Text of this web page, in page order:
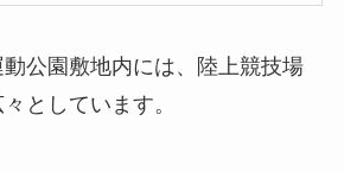
公園敷地内には、陸上競技場
としています。